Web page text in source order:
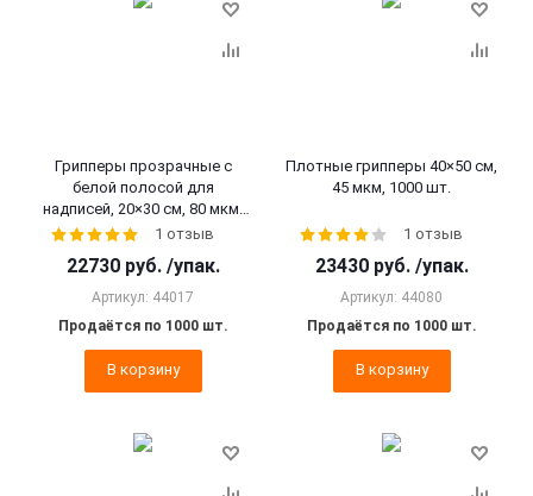
Грипперы прозрачные с
белой полосой для
надписей, 20×30 см, 80 мкм,
1000 шт.1 отзыв
22730 руб. /упак.
Артикул: 44017
Продаётся по 1000 шт.
В корзину
Плотные грипперы 40×50 см,
45 мкм, 1000 шт.
1 отзыв
23430 руб. /упак.
Артикул: 44080
Продаётся по 1000 шт.
В корзину